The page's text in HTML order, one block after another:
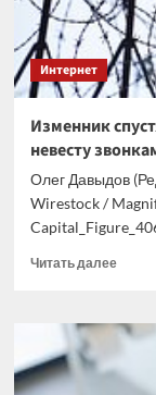
Интернет
Изменник
невесту
Олег Давыдов
Wirestock /
Читать далее
спустя